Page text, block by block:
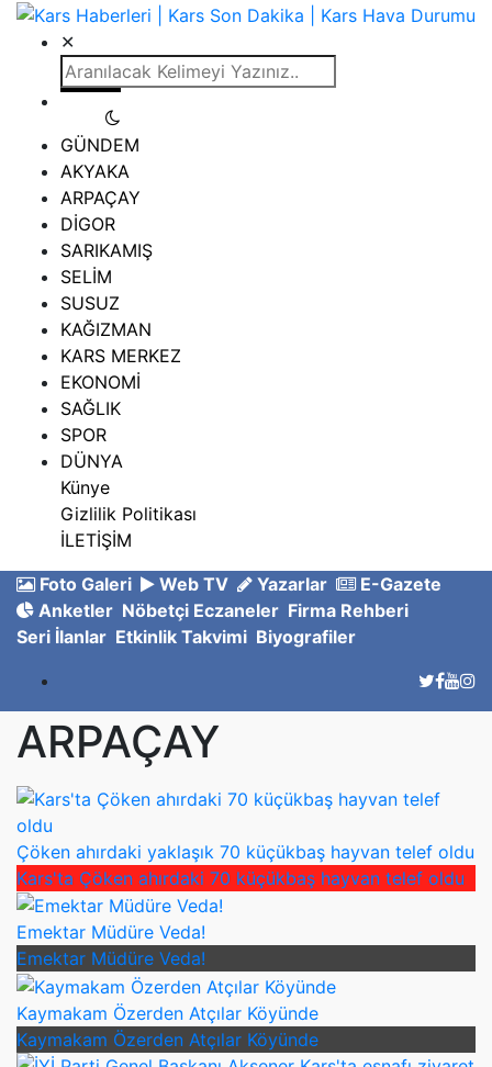
✕
GÜNDEM
AKYAKA
ARPAÇAY
DİGOR
SARIKAMIŞ
SELİM
SUSUZ
KAĞIZMAN
KARS MERKEZ
EKONOMİ
SAĞLIK
SPOR
DÜNYA
Künye
Gizlilik Politikası
İLETİŞİM
Foto Galeri
Web TV Yazarlar
E-Gazete
Anketler Nöbetçi Eczaneler Firma Rehberi
Seri İlanlar Etkinlik Takvimi Biyografiler
ARPAÇAY
Çöken ahırdaki yaklaşık 70 küçükbaş hayvan telef oldu
Kars'ta Çöken ahırdaki 70 küçükbaş hayvan telef oldu
Emektar Müdüre Veda!
Emektar Müdüre Veda!
Kaymakam Özerden Atçılar Köyünde
Kaymakam Özerden Atçılar Köyünde